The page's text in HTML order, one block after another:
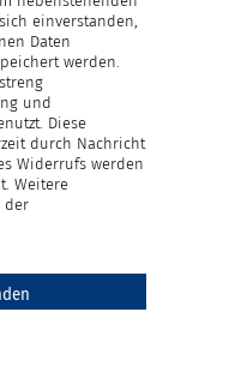
einverstanden,
Daten
werden.
und
Diese
durch Nachricht
Widerrufs werden
Weitere
der